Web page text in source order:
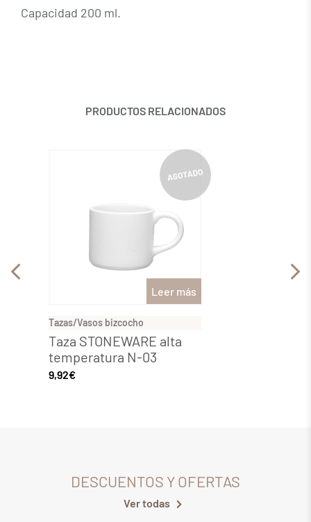
Capacidad 200 ml.
PRODUCTOS RELACIONADOS
Leer más
Tazas/Vasos bizcocho
Taza STONEWARE alta
temperatura N-03
9,92€
DESCUENTOS Y OFERTAS
Ver todas